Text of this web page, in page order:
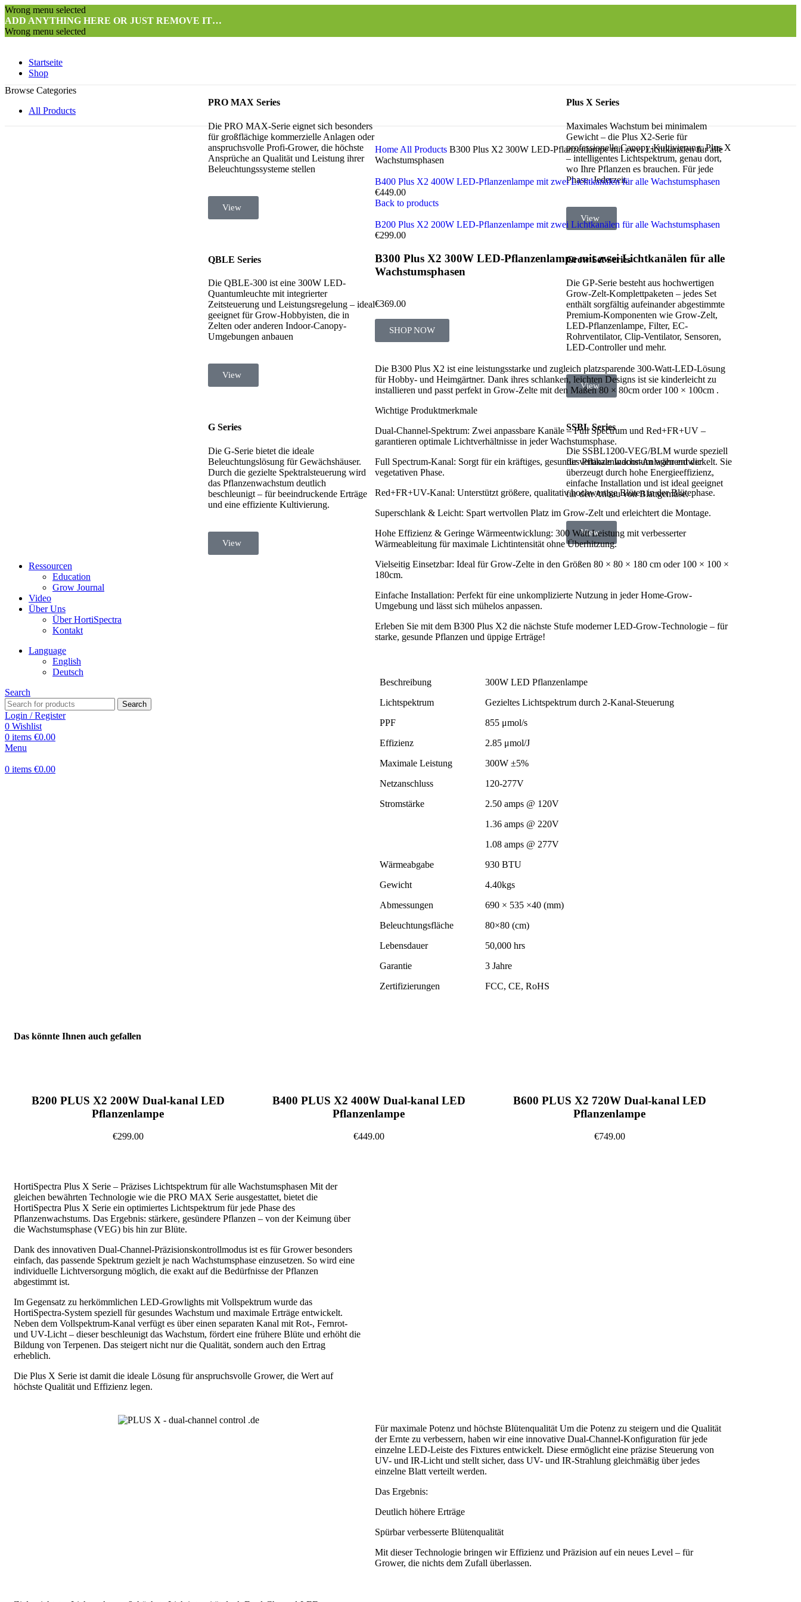
Wrong menu selected
ADD ANYTHING HERE OR JUST REMOVE IT…
Wrong menu selected
Startseite
Shop
PRO MAX Series
Die PRO MAX-Serie eignet sich besonders
für großflächige kommerzielle Anlagen oder
anspruchsvolle Profi-Grower, die höchste
Ansprüche an Qualität und Leistung ihrer
Beleuchtungssysteme stellen
View
Plus X Series
Maximales Wachstum bei minimalem
Gewicht – die Plus X2-Serie für
professionelle Canopy-Kultivierung. Plus X
– intelligentes Lichtspektrum, genau dort,
wo Ihre Pflanzen es brauchen. Für jede
Phase. Jederzeit.
View
QBLE Series
Die QBLE-300 ist eine 300W LED-
Quantumleuchte mit integrierter
Zeitsteuerung und Leistungsregelung – ideal
geeignet für Grow-Hobbyisten, die in
Zelten oder anderen Indoor-Canopy-
Umgebungen anbauen
View
Grow Set Series
Die GP-Serie besteht aus hochwertigen
Grow-Zelt-Komplettpaketen – jedes Set
enthält sorgfältig aufeinander abgestimmte
Premium-Komponenten wie Grow-Zelt,
LED-Pflanzenlampe, Filter, EC-
Rohrventilator, Clip-Ventilator, Sensoren,
LED-Controller und mehr.
View
G Series
Die G-Serie bietet die ideale
Beleuchtungslösung für Gewächshäuser.
Durch die gezielte Spektralsteuerung wird
das Pflanzenwachstum deutlich
beschleunigt – für beeindruckende Erträge
und eine effiziente Kultivierung.
View
SSBL Series
Die SSBL1200-VEG/BLM wurde speziell
für vertikale Indoor-Anlagen entwickelt. Sie
überzeugt durch hohe Energieeffizienz,
einfache Installation und ist ideal geeignet
für den Anbau von Blattgemüse.
View
Ressourcen
Education
Grow Journal
Video
Über Uns
Über HortiSpectra
Kontakt
Language
English
Deutsch
Search
Search
Login / Register
0 Wishlist
0 items €0.00
Menu
0 items €0.00
Browse Categories
All Products
Home All Products B300 Plus X2 300W LED-Pflanzenlampe mit zwei Lichtkanälen für alle
Wachstumsphasen
B400 Plus X2 400W LED-Pflanzenlampe mit zwei Lichtkanälen für alle Wachstumsphasen
€449.00
Back to products
B200 Plus X2 200W LED-Pflanzenlampe mit zwei Lichtkanälen für alle Wachstumsphasen
€299.00
B300 Plus X2 300W LED-Pflanzenlampe mit zwei Lichtkanälen für alle
Wachstumsphasen
€369.00
SHOP NOW
Die B300 Plus X2 ist eine leistungsstarke und zugleich platzsparende 300-Watt-LED-Lösung
für Hobby- und Heimgärtner. Dank ihres schlanken, leichten Designs ist sie kinderleicht zu
installieren und passt perfekt in Grow-Zelte mit den Maßen 80 × 80cm order 100 × 100cm .
Wichtige Produktmerkmale
Dual-Channel-Spektrum: Zwei anpassbare Kanäle – Full Spectrum und Red+FR+UV –
garantieren optimale Lichtverhältnisse in jeder Wachstumsphase.
Full Spectrum-Kanal: Sorgt für ein kräftiges, gesundes Pflanzenwachstum während der
vegetativen Phase.
Red+FR+UV-Kanal: Unterstützt größere, qualitativ hochwertige Blüten in der Blütephase.
Superschlank & Leicht: Spart wertvollen Platz im Grow-Zelt und erleichtert die Montage.
Hohe Effizienz & Geringe Wärmeentwicklung: 300 Watt Leistung mit verbesserter
Wärmeableitung für maximale Lichtintensität ohne Überhitzung.
Vielseitig Einsetzbar: Ideal für Grow-Zelte in den Größen 80 × 80 × 180 cm oder 100 × 100 ×
180cm.
Einfache Installation: Perfekt für eine unkomplizierte Nutzung in jeder Home-Grow-
Umgebung und lässt sich mühelos anpassen.
Erleben Sie mit dem B300 Plus X2 die nächste Stufe moderner LED-Grow-Technologie – für
starke, gesunde Pflanzen und üppige Erträge!
Beschreibung
300W LED Pflanzenlampe
Lichtspektrum
Gezieltes Lichtspektrum durch 2-Kanal-Steuerung
PPF
855 μmol/s
Effizienz
2.85 μmol/J
Maximale Leistung
300W ±5%
Netzanschluss
120-277V
Stromstärke
2.50 amps @ 120V
1.36 amps @ 220V
1.08 amps @ 277V
Wärmeabgabe
930 BTU
Gewicht
4.40kgs
Abmessungen
690 × 535 ×40 (mm)
Beleuchtungsfläche
80×80 (cm)
Lebensdauer
50,000 hrs
Garantie
3 Jahre
Zertifizierungen
FCC, CE, RoHS
Das könnte Ihnen auch gefallen
B200 PLUS X2 200W Dual-kanal LED
Pflanzenlampe
€299.00
B400 PLUS X2 400W Dual-kanal LED
Pflanzenlampe
€449.00
B600 PLUS X2 720W Dual-kanal LED
Pflanzenlampe
€749.00
HortiSpectra Plus X Serie – Präzises Lichtspektrum für alle Wachstumsphasen Mit der
gleichen bewährten Technologie wie die PRO MAX Serie ausgestattet, bietet die
HortiSpectra Plus X Serie ein optimiertes Lichtspektrum für jede Phase des
Pflanzenwachstums. Das Ergebnis: stärkere, gesündere Pflanzen – von der Keimung über
die Wachstumsphase (VEG) bis hin zur Blüte.
Dank des innovativen Dual-Channel-Präzisionskontrollmodus ist es für Grower besonders
einfach, das passende Spektrum gezielt je nach Wachstumsphase einzusetzen. So wird eine
individuelle Lichtversorgung möglich, die exakt auf die Bedürfnisse der Pflanzen
abgestimmt ist.
Im Gegensatz zu herkömmlichen LED-Growlights mit Vollspektrum wurde das
HortiSpectra-System speziell für gesundes Wachstum und maximale Erträge entwickelt.
Neben dem Vollspektrum-Kanal verfügt es über einen separaten Kanal mit Rot-, Fernrot-
und UV-Licht – dieser beschleunigt das Wachstum, fördert eine frühere Blüte und erhöht die
Bildung von Terpenen. Das steigert nicht nur die Qualität, sondern auch den Ertrag
erheblich.
Die Plus X Serie ist damit die ideale Lösung für anspruchsvolle Grower, die Wert auf
höchste Qualität und Effizienz legen.
Für maximale Potenz und höchste Blütenqualität Um die Potenz zu steigern und die Qualität
der Ernte zu verbessern, haben wir eine innovative Dual-Channel-Konfiguration für jede
einzelne LED-Leiste des Fixtures entwickelt. Diese ermöglicht eine präzise Steuerung von
UV- und IR-Licht und stellt sicher, dass UV- und IR-Strahlung gleichmäßig über jedes
einzelne Blatt verteilt werden.
Das Ergebnis:
Deutlich höhere Erträge
Spürbar verbesserte Blütenqualität
Mit dieser Technologie bringen wir Effizienz und Präzision auf ein neues Level – für
Grower, die nichts dem Zufall überlassen.